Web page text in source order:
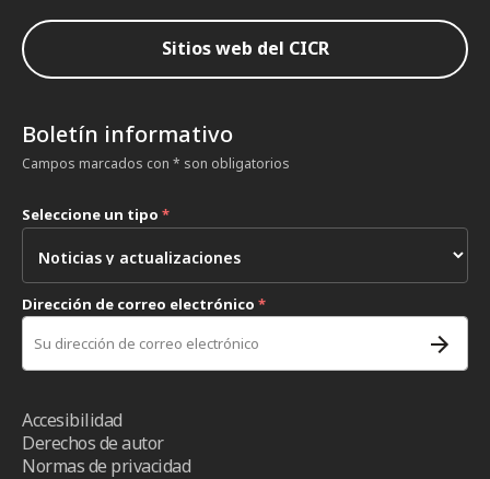
Sitios web del CICR
Boletín informativo
Campos marcados con * son obligatorios
Seleccione un tipo *
Dirección de correo electrónico *
Accesibilidad
Derechos de autor
Normas de privacidad